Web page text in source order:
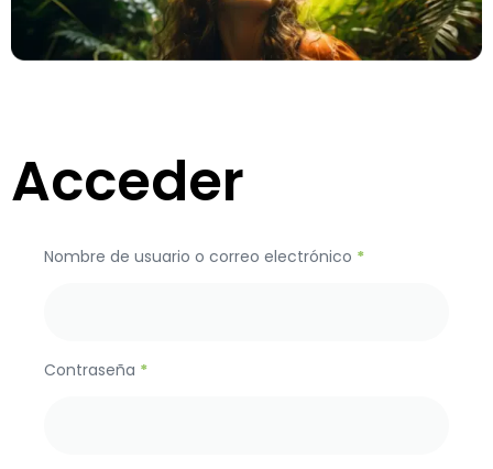
Acceder
Nombre de usuario o correo electrónico *
Contraseña *